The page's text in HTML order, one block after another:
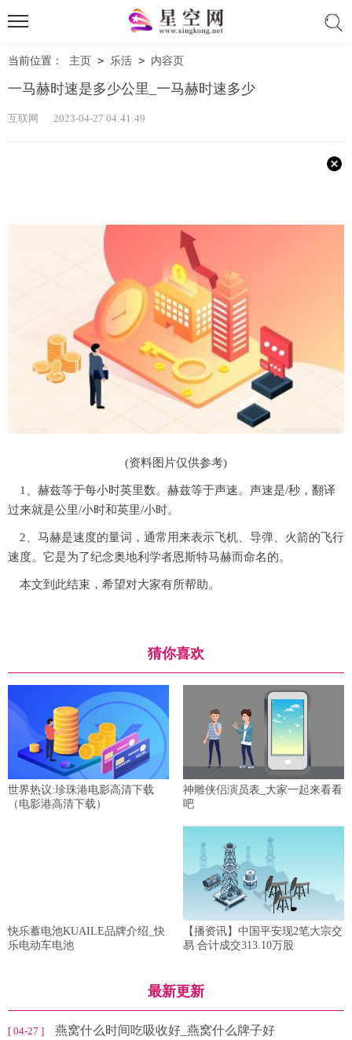
当前位置： 主页 > 乐活 > 内容页
一马赫时速是多少公里_一马赫时速多少
互联网 2023-04-27 04:41:49
(资料图片仅供参考)
1、赫兹等于每小时英里数。赫兹等于声速。声速是/秒，翻译
过来就是公里/小时和英里/小时。
2、马赫是速度的量词，通常用来表示飞机、导弹、火箭的飞行
速度。它是为了纪念奥地利学者恩斯特马赫而命名的。
本文到此结束，希望对大家有所帮助。
猜你喜欢
世界热议:珍珠港电影高清下载
（电影港高清下载）
神雕侠侣演员表_大家一起来看看
吧
快乐蓄电池KUAILE品牌介绍_快
乐电动车电池
【播资讯】中国平安现2笔大宗交
易 合计成交313.10万股
最新更新
[ 04-27 ] 燕窝什么时间吃吸收好_燕窝什么牌子好